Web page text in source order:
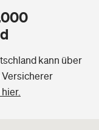
kann über
Versicherer